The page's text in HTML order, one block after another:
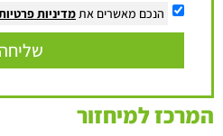
הנכם מאשרים אתמדיניות
שליחה
המרכז למיחזור